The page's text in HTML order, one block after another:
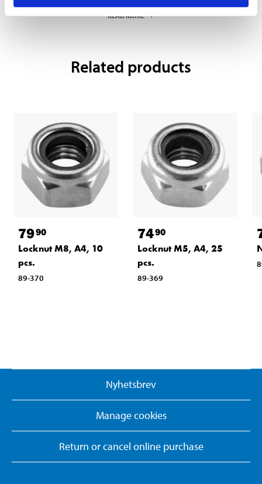
READ MORE
Related products
7990
Locknut M8, A4, 10
pcs.
89-370
7490
Locknut M5, A4, 25
pcs.
89-369
Nyhetsbrev
Manage cookies
Return or cancel online purchase